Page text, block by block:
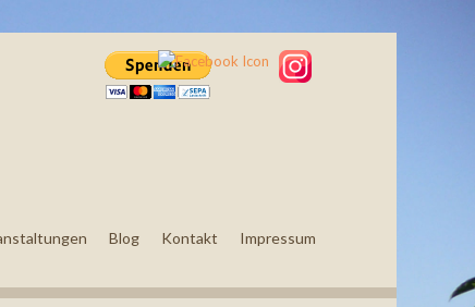
Blog Kontakt Impressum